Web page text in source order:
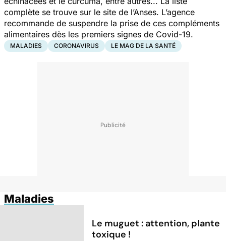
complète se trouve sur le site de l’Anses. L’agence
recommande de suspendre la prise de ces compléments
alimentaires dès les premiers signes de Covid-19.
MALADIES CORONAVIRUS LE MAG DE LA SANTÉ
Maladies
Le muguet : attention, plante
toxique !